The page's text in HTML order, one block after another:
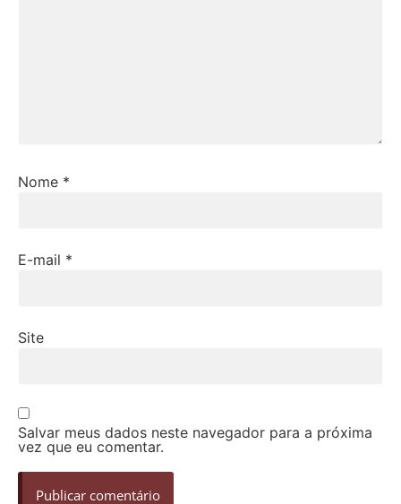
Nome *
E-mail *
Site
Salvar meus dados neste navegador para a próxima
vez que eu comentar.